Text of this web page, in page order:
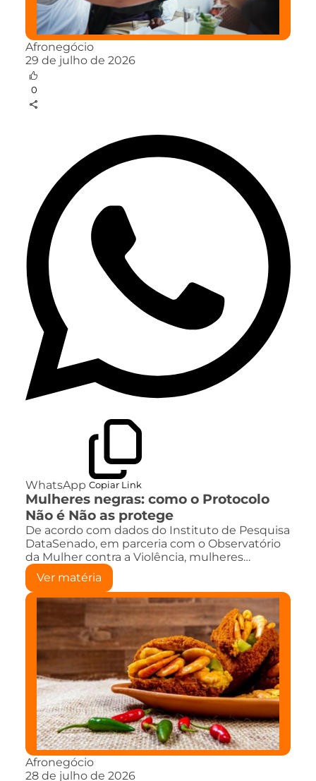
Afronegócio
29 de julho de 2026
0
WhatsApp Copiar Link
Mulheres negras: como o Protocolo
Não é Não as protege
De acordo com dados do Instituto de Pesquisa
DataSenado, em parceria com o Observatório
da Mulher contra a Violência, mulheres…
Ver matéria
Afronegócio
28 de julho de 2026